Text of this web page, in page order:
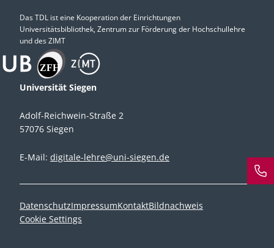
Das TDL ist eine Kooperation der Einrichtungen
Universitätsbibliothek, Zentrum zur Förderung der Hochschullehre
und des ZIMT
Universität Siegen
Adolf-Reichwein-Straße 2
57076 Siegen
E-Mail: digitale-lehre@uni-siegen.de
DatenschutzImpressumKontaktBildnachweis
Cookie Settings